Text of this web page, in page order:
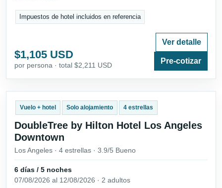
Impuestos de hotel incluidos en referencia
$1,105 USD
por persona · total $2,211 USD
Ver detalle
Pre-cotizar
Vuelo + hotel Solo alojamiento 4 estrellas
DoubleTree by Hilton Hotel Los Angeles
Downtown
Los Angeles · 4 estrellas · 3.9/5 Bueno
6 días / 5 noches
07/08/2026 al 12/08/2026 · 2 adultos